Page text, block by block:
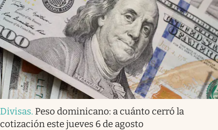
Divisas. Peso dominicano: a cuánto cerró la
cotización este jueves 6 de agosto